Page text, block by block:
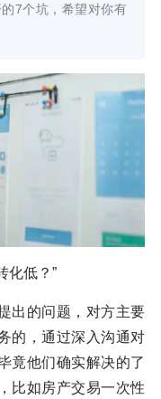
7个坑，希望对你有
化低？”
出的问题，对方主要
的，通过深入沟通对
竟他们确实解决的了
比如房产交易一次性